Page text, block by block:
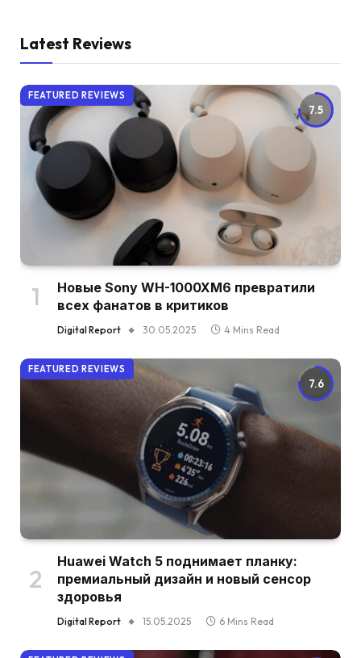
Latest Reviews
7.5
FEATURED REVIEWS
Новые Sony WH-1000XM6 превратили
всех фанатов в критиков
Digital Report 30.05.2025 4 Mins Read
7.6
FEATURED REVIEWS
Huawei Watch 5 поднимает планку:
премиальный дизайн и новый сенсор
здоровья
Digital Report 15.05.2025 6 Mins Read